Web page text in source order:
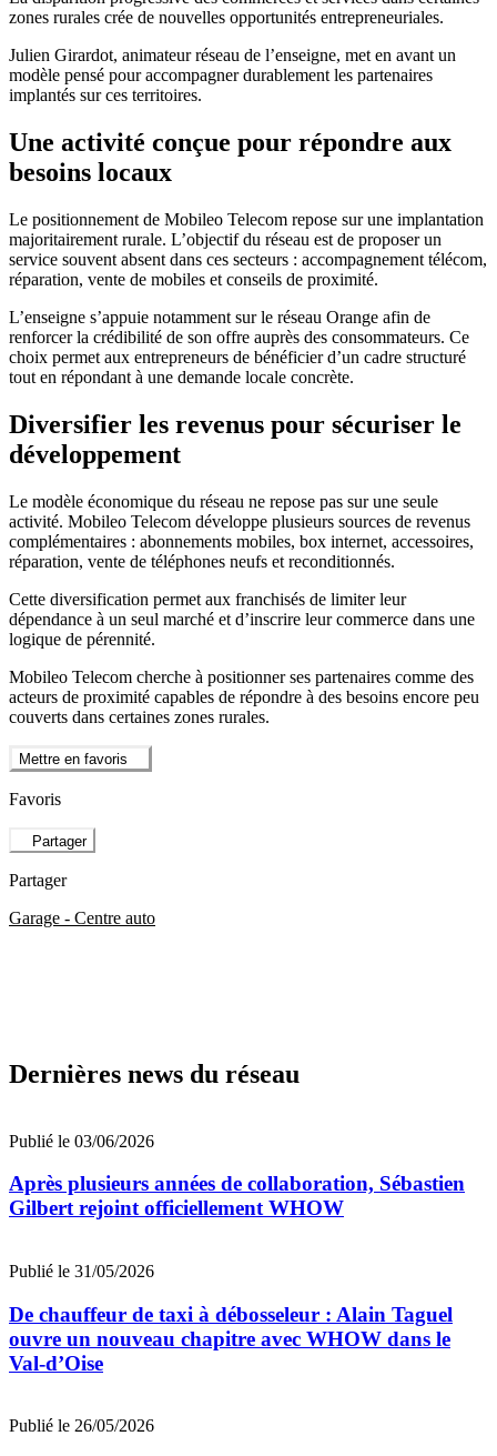
zones rurales crée de nouvelles opportunités entrepreneuriales.
Julien Girardot, animateur réseau de l’enseigne, met en avant un
modèle pensé pour accompagner durablement les partenaires
implantés sur ces territoires.
Une activité conçue pour répondre aux
besoins locaux
Le positionnement de Mobileo Telecom repose sur une implantation
majoritairement rurale. L’objectif du réseau est de proposer un
service souvent absent dans ces secteurs : accompagnement télécom,
réparation, vente de mobiles et conseils de proximité.
L’enseigne s’appuie notamment sur le réseau Orange afin de
renforcer la crédibilité de son offre auprès des consommateurs. Ce
choix permet aux entrepreneurs de bénéficier d’un cadre structuré
tout en répondant à une demande locale concrète.
Diversifier les revenus pour sécuriser le
développement
Le modèle économique du réseau ne repose pas sur une seule
activité. Mobileo Telecom développe plusieurs sources de revenus
complémentaires : abonnements mobiles, box internet, accessoires,
réparation, vente de téléphones neufs et reconditionnés.
Cette diversification permet aux franchisés de limiter leur
dépendance à un seul marché et d’inscrire leur commerce dans une
logique de pérennité.
Mobileo Telecom cherche à positionner ses partenaires comme des
acteurs de proximité capables de répondre à des besoins encore peu
couverts dans certaines zones rurales.
Mettre en favoris
Favoris
Partager
Partager
Garage - Centre auto
Dernières news du réseau
Publié le 03/06/2026
Après plusieurs années de collaboration, Sébastien
Gilbert rejoint officiellement WHOW
Publié le 31/05/2026
De chauffeur de taxi à débosseleur : Alain Taguel
ouvre un nouveau chapitre avec WHOW dans le
Val-d’Oise
Publié le 26/05/2026